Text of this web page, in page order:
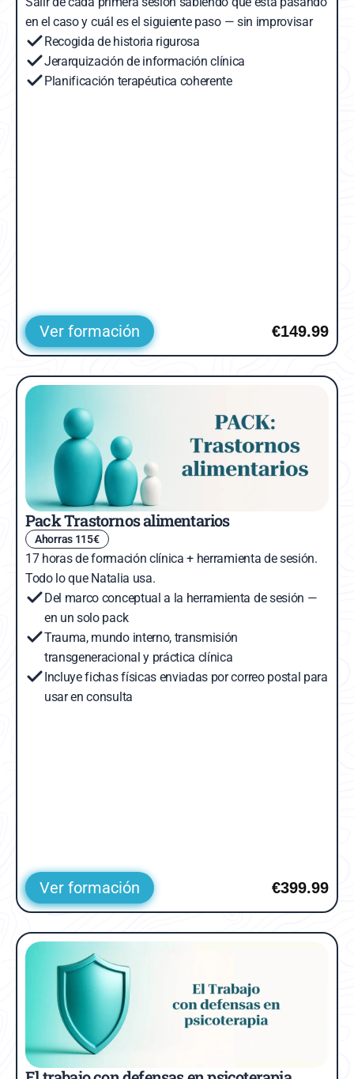
en el caso y cuál es el siguiente paso — sin improvisar
Recogida de historia rigurosa
Jerarquización de información clínica
Planificación terapéutica coherente
Ver formación €149.99
Ahorras 115€
Pack Trastornos alimentarios
17 horas de formación clínica + herramienta de sesión.
Todo lo que Natalia usa.
Del marco conceptual a la herramienta de sesión —
en un solo pack
Trauma, mundo interno, transmisión
transgeneracional y práctica clínica
Incluye fichas físicas enviadas por correo postal para
usar en consulta
Ver formación €399.99